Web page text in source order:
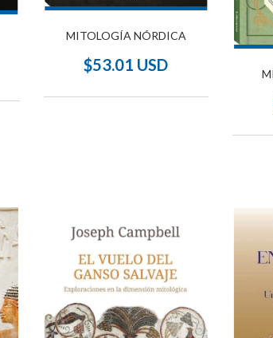
MITOLOGÍA NÓRDICA
$53.01 USD